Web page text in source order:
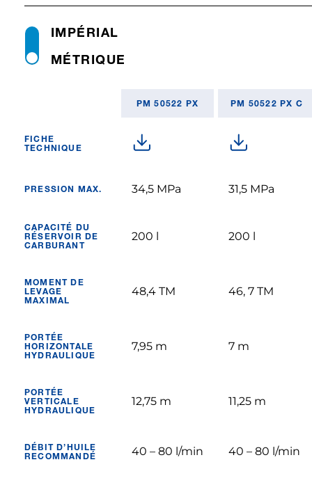
MÉTRIQUE
IMPÉRIAL
PM 50522 PX PM 50522 PX C
FICHE
TECHNIQUE
PRESSION MAX. 34,5 MPa 31,5 MPa
CAPACITÉ DU
RÉSERVOIR DE
CARBURANT
200 l 200 l
MOMENT DE
LEVAGE
MAXIMAL
48,4 TM 46, 7 TM
PORTÉE
HORIZONTALE
HYDRAULIQUE
7,95 m 7 m
PORTÉE
VERTICALE
HYDRAULIQUE
12,75 m 11,25 m
DÉBIT D’HUILE
RECOMMANDÉ
40 – 80 l/min 40 – 80 l/min